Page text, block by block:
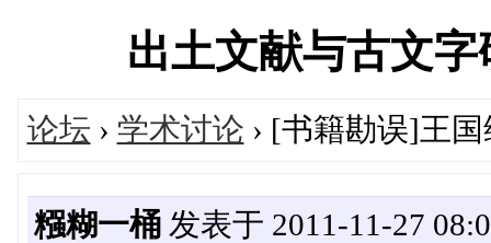
出土文献与古文
论坛 › 学术讨论 › [书籍勘误]王
糨糊一桶发表于 2011-11-27